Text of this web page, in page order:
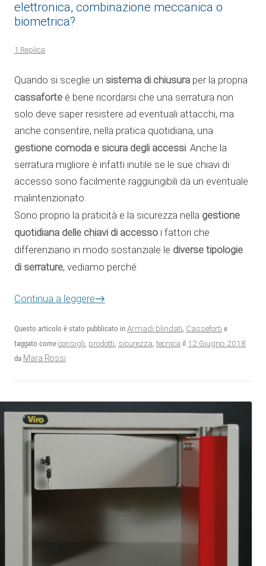
elettronica, combinazione meccanica o
biometrica?
1 Replica
Quando si sceglie un sistema di chiusura per la propria
cassaforte è bene ricordarsi che una serratura non
solo deve saper resistere ad eventuali attacchi, ma
anche consentire, nella pratica quotidiana, una
gestione comoda e sicura degli accessi. Anche la
serratura migliore è infatti inutile se le sue chiavi di
accesso sono facilmente raggiungibili da un eventuale
malintenzionato.
Sono proprio la praticità e la sicurezza nella gestione
quotidiana delle chiavi di accesso i fattori che
differenziano in modo sostanziale le diverse tipologie
di serrature, vediamo perché.
Continua a leggere→
Questo articolo è stato pubblicato in Armadi blindati, Casseforti e
taggato come consigli, prodotti, sicurezza, tecnica il 12 Giugno 2018
da Mara Rossi